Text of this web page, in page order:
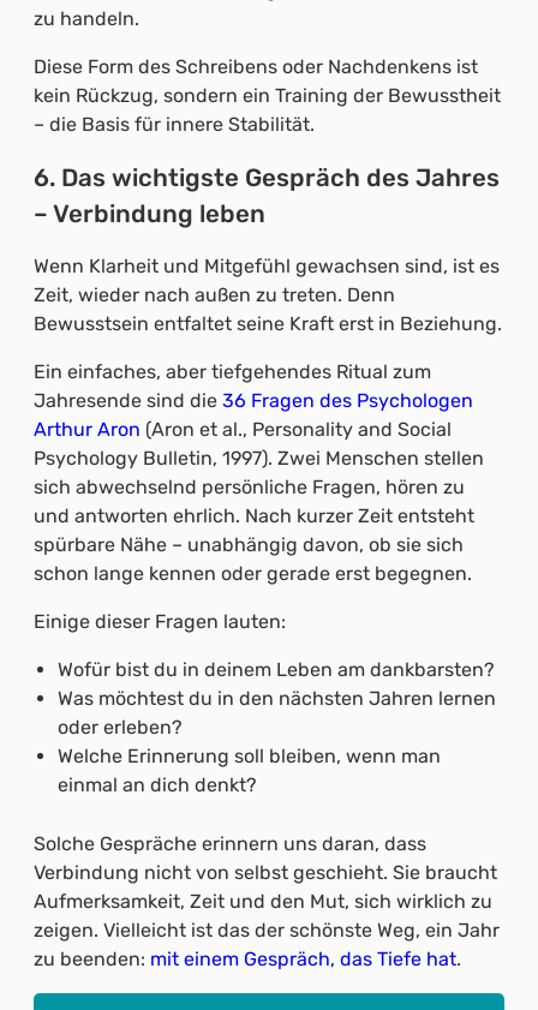
zu handeln.
Diese Form des Schreibens oder Nachdenkens ist
kein Rückzug, sondern ein Training der Bewusstheit
– die Basis für innere Stabilität.
6. Das wichtigste Gespräch des Jahres
– Verbindung leben
Wenn Klarheit und Mitgefühl gewachsen sind, ist es
Zeit, wieder nach außen zu treten. Denn
Bewusstsein entfaltet seine Kraft erst in Beziehung.
Ein einfaches, aber tiefgehendes Ritual zum
Jahresende sind die 36 Fragen des Psychologen
Arthur Aron (Aron et al., Personality and Social
Psychology Bulletin, 1997). Zwei Menschen stellen
sich abwechselnd persönliche Fragen, hören zu
und antworten ehrlich. Nach kurzer Zeit entsteht
spürbare Nähe – unabhängig davon, ob sie sich
schon lange kennen oder gerade erst begegnen.
Einige dieser Fragen lauten:
Wofür bist du in deinem Leben am dankbarsten?
Was möchtest du in den nächsten Jahren lernen
oder erleben?
Welche Erinnerung soll bleiben, wenn man
einmal an dich denkt?
Solche Gespräche erinnern uns daran, dass
Verbindung nicht von selbst geschieht. Sie braucht
Aufmerksamkeit, Zeit und den Mut, sich wirklich zu
zeigen. Vielleicht ist das der schönste Weg, ein Jahr
zu beenden: mit einem Gespräch, das Tiefe hat.